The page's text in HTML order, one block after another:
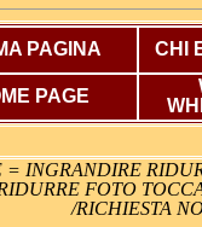
PAGINA CHI
PAGE
= INGRANDIRE
FOTO
/RICHIESTA